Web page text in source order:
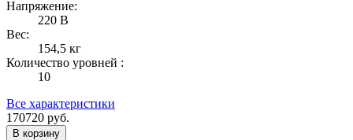
Напряжение:
220 В
Вес:
154,5 кг
Количество уровней :
10
Все характеристики
170720 руб.
В корзину